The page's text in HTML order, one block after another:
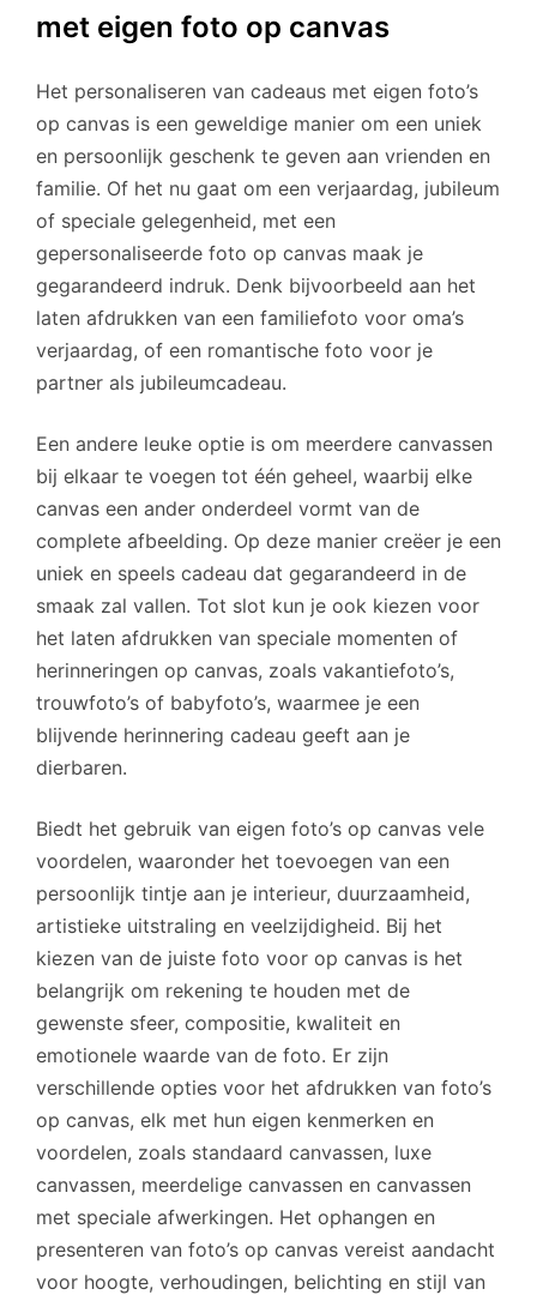
met eigen foto op canvas
Het personaliseren van cadeaus met eigen foto’s
op canvas is een geweldige manier om een uniek
en persoonlijk geschenk te geven aan vrienden en
familie. Of het nu gaat om een verjaardag, jubileum
of speciale gelegenheid, met een
gepersonaliseerde foto op canvas maak je
gegarandeerd indruk. Denk bijvoorbeeld aan het
laten afdrukken van een familiefoto voor oma’s
verjaardag, of een romantische foto voor je
partner als jubileumcadeau.
Een andere leuke optie is om meerdere canvassen
bij elkaar te voegen tot één geheel, waarbij elke
canvas een ander onderdeel vormt van de
complete afbeelding. Op deze manier creëer je een
uniek en speels cadeau dat gegarandeerd in de
smaak zal vallen. Tot slot kun je ook kiezen voor
het laten afdrukken van speciale momenten of
herinneringen op canvas, zoals vakantiefoto’s,
trouwfoto’s of babyfoto’s, waarmee je een
blijvende herinnering cadeau geeft aan je
dierbaren.
Biedt het gebruik van eigen foto’s op canvas vele
voordelen, waaronder het toevoegen van een
persoonlijk tintje aan je interieur, duurzaamheid,
artistieke uitstraling en veelzijdigheid. Bij het
kiezen van de juiste foto voor op canvas is het
belangrijk om rekening te houden met de
gewenste sfeer, compositie, kwaliteit en
emotionele waarde van de foto. Er zijn
verschillende opties voor het afdrukken van foto’s
op canvas, elk met hun eigen kenmerken en
voordelen, zoals standaard canvassen, luxe
canvassen, meerdelige canvassen en canvassen
met speciale afwerkingen. Het ophangen en
presenteren van foto’s op canvas vereist aandacht
voor hoogte, verhoudingen, belichting en stijl van